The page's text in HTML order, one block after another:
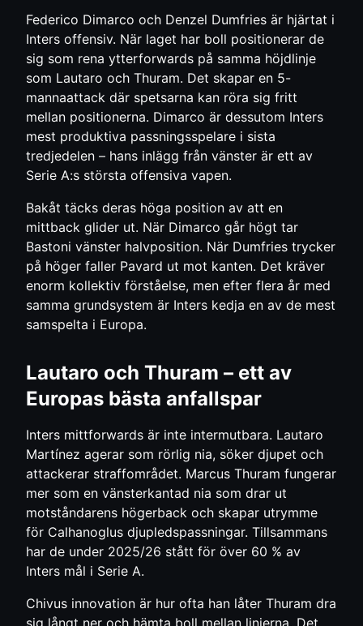
Federico Dimarco och Denzel Dumfries är hjärtat i
Inters offensiv. När laget har boll positionerar de
sig som rena ytterforwards på samma höjdlinje
som Lautaro och Thuram. Det skapar en 5-
mannaattack där spetsarna kan röra sig fritt
mellan positionerna. Dimarco är dessutom Inters
mest produktiva passningsspelare i sista
tredjedelen – hans inlägg från vänster är ett av
Serie A:s största offensiva vapen.
Bakåt täcks deras höga position av att en
mittback glider ut. När Dimarco går högt tar
Bastoni vänster halvposition. När Dumfries trycker
på höger faller Pavard ut mot kanten. Det kräver
enorm kollektiv förståelse, men efter flera år med
samma grundsystem är Inters kedja en av de mest
samspelta i Europa.
Lautaro och Thuram – ett av
Europas bästa anfallspar
Inters mittforwards är inte intermutbara. Lautaro
Martínez agerar som rörlig nia, söker djupet och
attackerar straffområdet. Marcus Thuram fungerar
mer som en vänsterkantad nia som drar ut
motståndarens högerback och skapar utrymme
för Calhanoglus djupledspassningar. Tillsammans
har de under 2025/26 stått för över 60 % av
Inters mål i Serie A.
Chivus innovation är hur ofta han låter Thuram dra
sig långt ner och hämta boll mellan linjerna. Det